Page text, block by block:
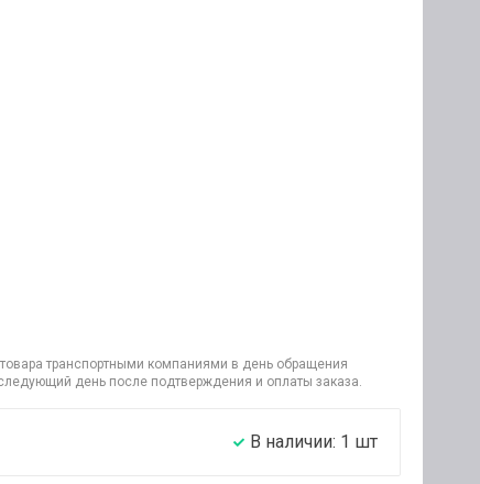
транспортными компаниями в день обращения
день после подтверждения и оплаты заказа.
В наличии: 1 шт